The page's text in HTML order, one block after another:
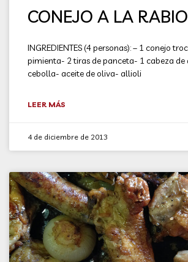
CONEJO A LA
INGREDIENTES (4 personas): – 1 conejo
pimienta- 2 tiras de panceta- 1 cabeza de
cebolla- aceite de oliva- allioli
LEER MÁS
4 de diciembre de 2013